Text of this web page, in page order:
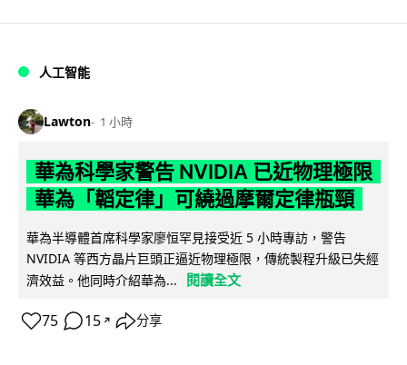
人工智能
Lawton 1 小時
華為科學家警告 NVIDIA 已近物理極限
華為「韜定律」可繞過摩爾定律瓶頸
華為半導體首席科學家廖恒罕見接受近 5 小時專訪，警告
NVIDIA 等西方晶片巨頭正逼近物理極限，傳統製程升級已失經
濟效益。他同時介紹華為...
閱讀全文
75 15 ↗ 分享